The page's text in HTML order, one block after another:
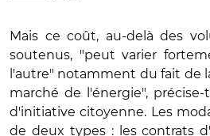
Mais ce coût, au-delà des
soutenus, "peut varier
l'autre" notamment du fait de
marché de l'énergie",
d'initiative citoyenne. Les
de deux types : les contrats